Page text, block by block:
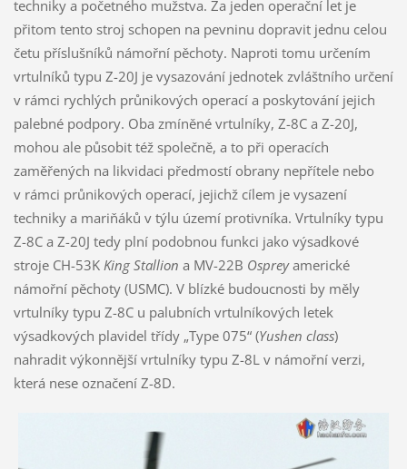
techniky a početného mužstva. Za jeden operační let je
přitom tento stroj schopen na pevninu dopravit jednu celou
četu příslušníků námořní pěchoty. Naproti tomu určením
vrtulníků typu Z-20J je vysazování jednotek zvláštního určení
v rámci rychlých průnikových operací a poskytování jejich
palebné podpory. Oba zmíněné vrtulníky, Z-8C a Z-20J,
mohou ale působit též společně, a to při operacích
zaměřených na likvidaci předmostí obrany nepřítele nebo
v rámci průnikových operací, jejichž cílem je vysazení
techniky a mariňáků v týlu území protivníka. Vrtulníky typu
Z-8C a Z-20J tedy plní podobnou funkci jako výsadkové
stroje CH-53K King Stallion a MV-22B Ospreyamerické
námořní pěchoty (USMC). V blízké budoucnosti by měly
vrtulníky typu Z-8C u palubních vrtulníkových letek
výsadkových plavidel třídy „Type 075“ (Yushen class)
nahradit výkonnější vrtulníky typu Z-8L v námořní verzi,
která nese označení Z-8D.